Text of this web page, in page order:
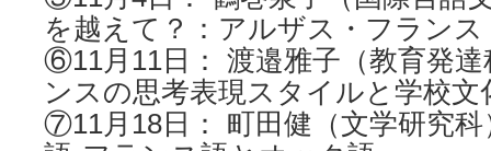
を越えて？：アルザス・フラン
⑥11月11日： 渡邉雅子（教育発
ンスの思考表現スタイルと学校文
⑦11月18日： 町田健（文学研究